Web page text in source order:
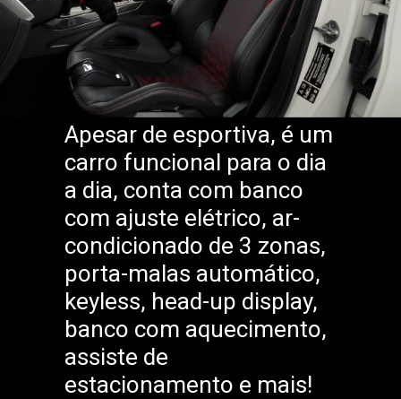
Apesar de esportiva, é um
carro funcional para o dia
a dia, conta com banco
com ajuste elétrico, ar-
condicionado de 3 zonas,
porta-malas automático,
keyless, head-up display,
banco com aquecimento,
assiste de
estacionamento e mais!